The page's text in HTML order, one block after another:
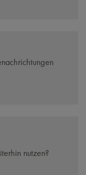
nutzen?